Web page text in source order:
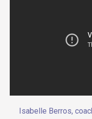
Isabelle Berros,